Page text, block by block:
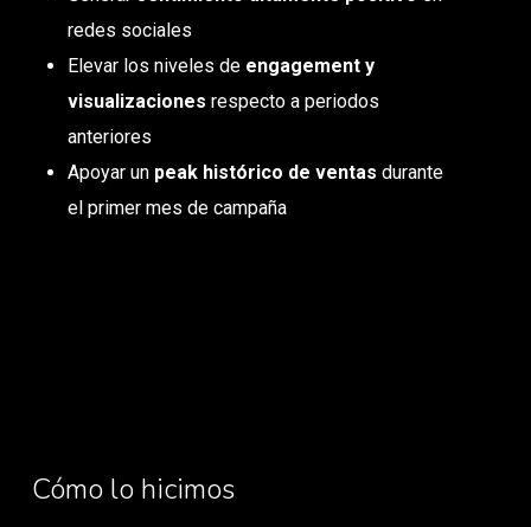
redes sociales
Elevar los niveles de engagement y
visualizaciones respecto a periodos
anteriores
Apoyar un peak histórico de ventas durante
el primer mes de campaña
Cómo lo hicimos